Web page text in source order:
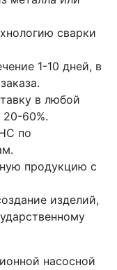
сварки
1-10 дней, в
в любой
60%.
по
продукцию с
изделий,
насосной